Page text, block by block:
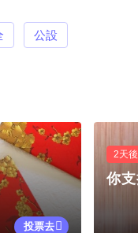
公設
投票去
2天
你